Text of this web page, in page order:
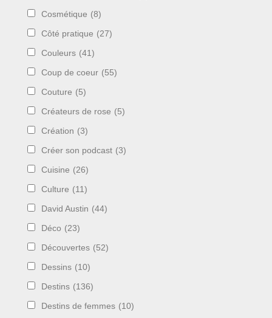
Cosmétique (8)
Côté pratique (27)
Couleurs (41)
Coup de coeur (55)
Couture (5)
Créateurs de rose (5)
Création (3)
Créer son podcast (3)
Cuisine (26)
Culture (11)
David Austin (44)
Déco (23)
Découvertes (52)
Dessins (10)
Destins (136)
Destins de femmes (10)